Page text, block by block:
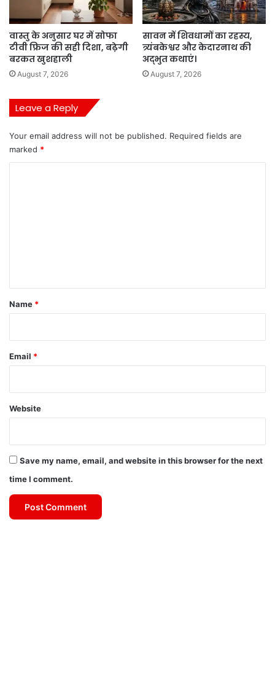
वास्तु के अनुसार घर में सोफा
टीवी फ्रिज की सही दिशा, बढ़ेगी
बरकत खुशहाली
August 7, 2026
सावन में शिवधामों का रहस्य,
त्र्यंबकेश्वर और केदारनाथ की
अद्भुत कथाएं।
August 7, 2026
Leave a Reply
Your email address will not be published. Required fields are
marked *
*
Name *
Email *
Website
Save my name, email, and website in this browser for the next
time I comment.